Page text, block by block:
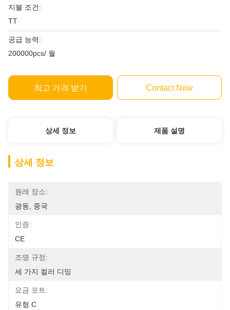
지불 조건:
TT
공급 능력:
200000pcs/ 월
최고 가격 받기 Contact Now
상세 정보 제품 설명
상세 정보
원래 장소:
광동, 중국
인증:
CE
조명 규정:
세 가지 컬러 디밍
요금 포트:
유형 C